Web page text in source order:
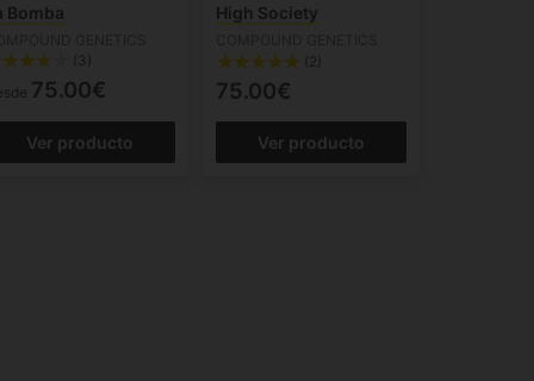
Bomba
(3)
75.00€
Ver producto
High Society
(2)
75.00€
Ver producto